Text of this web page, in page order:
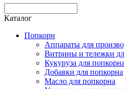
Каталог
Попкорн
Аппараты для
Витрины и тележки
Кукуруза для попкорна
Добавки для попкорна
Масло для попкорна